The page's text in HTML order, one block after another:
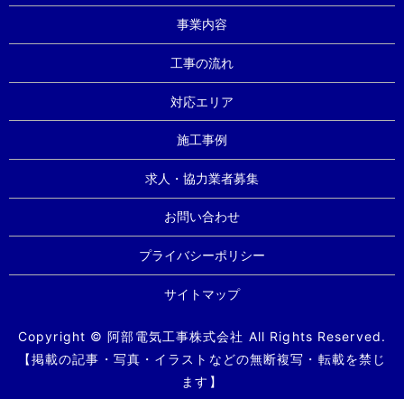
事業内容
工事の流れ
対応エリア
施工事例
求人・協力業者募集
お問い合わせ
プライバシーポリシー
サイトマップ
Copyright © 阿部電気工事株式会社 All Rights Reserved.
【掲載の記事・写真・イラストなどの無断複写・転載を禁じ
ます】